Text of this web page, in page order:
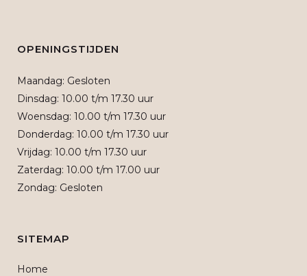
OPENINGSTIJDEN
Maandag: Gesloten
Dinsdag: 10.00 t/m 17.30 uur
Woensdag: 10.00 t/m 17.30 uur
Donderdag: 10.00 t/m 17.30 uur
Vrijdag: 10.00 t/m 17.30 uur
Zaterdag: 10.00 t/m 17.00 uur
Zondag: Gesloten
SITEMAP
Home